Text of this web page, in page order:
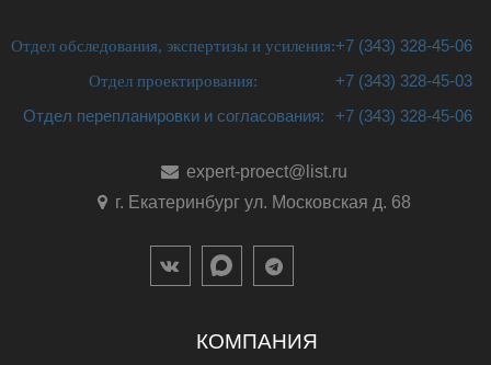
Отдел обследования, экспертизы и усиления:+7 (343) 328-45-06
Отдел проектирования:
+7 (343) 328-45-03
Отдел перепланировки и согласования:
+7 (343) 328-45-06
expert-proect@list.ru
г. Екатеринбург ул. Московская д. 68
КОМПАНИЯ